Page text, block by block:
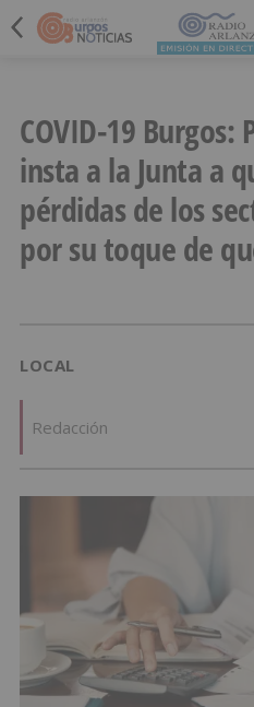
COVID-19 Burgos:
insta a la Junta a
pérdidas de los
por su toque de
LOCAL
Redacción